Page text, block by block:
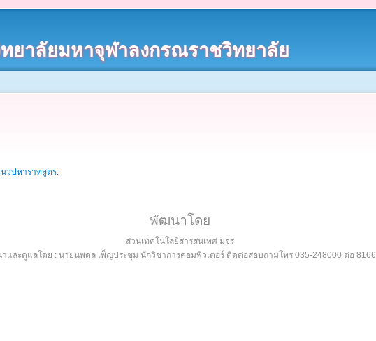
ยาลัยมหาจุฬาลงกรณราชวิทยาลัย
วปหาราทสูตร.
พัฒนาโดย
ส่วนเทคโนโลยีสารสนเทศ มจร
และดูแลโดย : นายนพดล เพ็ญประชุม นักวิชาการคอมพิวเตอร์ ติดต่อสอบถามโทร 035-248000 ต่อ 8166